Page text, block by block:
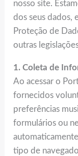
nosso site.
dos seus dados,
Proteção de
outras
1. Coleta de
Ao acessar o
fornecidos
preferências
formulários ou
tipo de